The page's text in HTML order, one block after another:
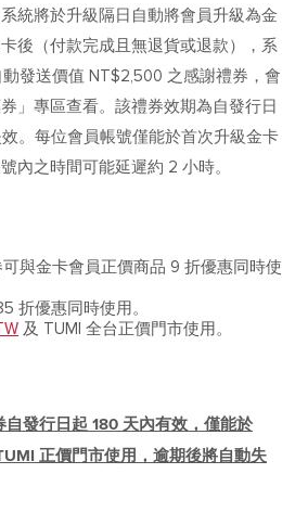
統將於升級隔日自動將會員升級為金
後（付款完成且無退貨或退款），系
發送價值 NT$2,500 之感謝禮券，會
」專區查看。該禮券效期為自發行日
。每位會員帳號僅能於首次升級金卡
內之時間可能延遲約 2 小時。
與金卡會員正價商品 9 折優惠同時使
折優惠同時使用。
及 TUMI 全台正價門市使用。
發行日起 180 天內有效，僅能於
正價門市使用，逾期後將自動失